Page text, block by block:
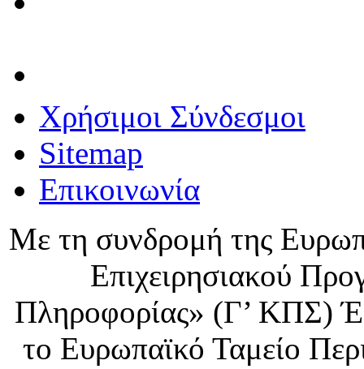
Χρήσιμοι Σύνδεσμοι
Sitemap
Επικοινωνία
Με τη συνδρομή της
Επιχειρησιακού
Πληροφορίας» (Γ’ ΚΠΣ)
το Ευρωπαϊκό Ταμείο